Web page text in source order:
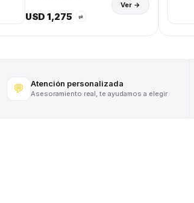
USD 1,275 ⇄
Ver →
💬 Atención personalizada
Asesoramiento real, te ayudamos a elegir